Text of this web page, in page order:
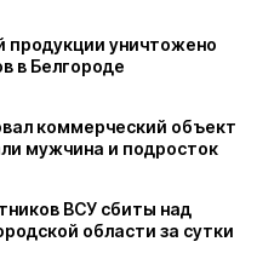
продукции уничтожено
в Белгороде
коммерческий объект
мужчина и подросток
ВСУ сбиты над
области за сутки